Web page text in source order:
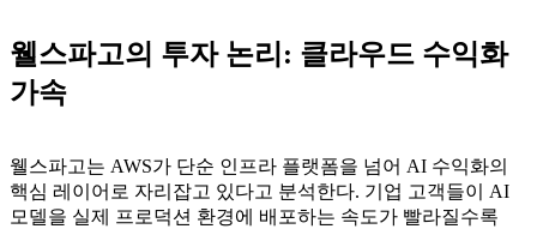
웰스파고의 투자 논리: 클라우드 수익화
가속
웰스파고는 AWS가 단순 인프라 플랫폼을 넘어 AI 수익화의
핵심 레이어로 자리잡고 있다고 분석한다. 기업 고객들이 AI
모델을 실제 프로덕션 환경에 배포하는 속도가 빨라질수록